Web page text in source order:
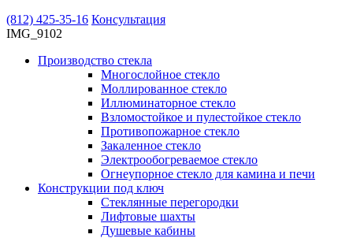
(812) 425-35-16 Консультация
IMG_9102
Производство стекла
Многослойное стекло
Моллированное стекло
Иллюминаторное стекло
Взломостойкое и пулестойкое стекло
Противопожарное стекло
Закаленное стекло
Электрообогреваемое стекло
Огнеупорное стекло для камина и печи
Конструкции под ключ
Стеклянные перегородки
Лифтовые шахты
Душевые кабины